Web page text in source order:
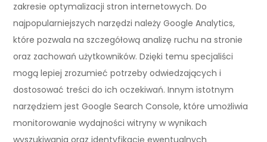
zakresie optymalizacji stron internetowych. Do
najpopularniejszych narzędzi należy Google Analytics,
które pozwala na szczegółową analizę ruchu na stronie
oraz zachowań użytkowników. Dzięki temu specjaliści
mogą lepiej zrozumieć potrzeby odwiedzających i
dostosować treści do ich oczekiwań. Innym istotnym
narzędziem jest Google Search Console, które umożliwia
monitorowanie wydajności witryny w wynikach
wyszukiwania oraz identyfikację ewentualnych